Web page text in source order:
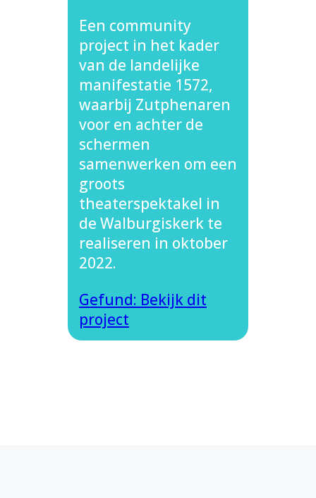
Een community
project in het kader
van de landelijke
manifestatie 1572,
waarbij Zutphenaren
voor en achter de
schermen
samenwerken om een
groots
theaterspektakel in
de Walburgiskerk te
realiseren in oktober
2022.
Gefund: Bekijk dit
project